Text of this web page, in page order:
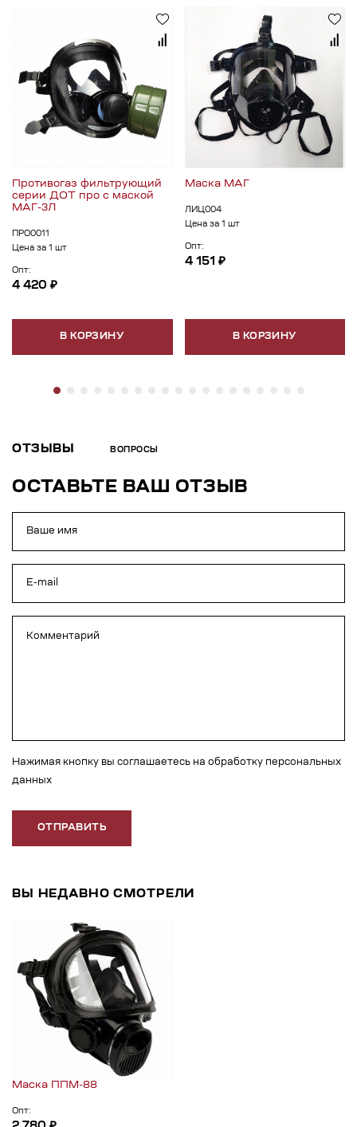
Противогаз фильтрующий
серии ДОТ про с маской
МАГ-3Л
ПРО0011
Цена за 1 шт
Опт:
4 420 ₽
В КОРЗИНУ
Маска МАГ
ЛИЦ004
Цена за 1 шт
Опт:
4 151 ₽
В КОРЗИНУ
ОТЗЫВЫ ВОПРОСЫ
ОСТАВЬТЕ ВАШ ОТЗЫВ
Нажимая кнопку вы соглашаетесь на обработку персональных
данных
ОТПРАВИТЬ
ВЫ НЕДАВНО СМОТРЕЛИ
Маска ППМ-88
Опт: